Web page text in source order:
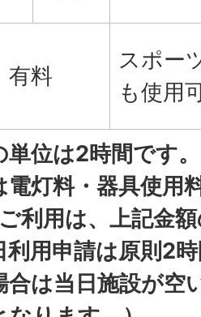
有料
スポー
も使用
位は2時間です。
電灯料・器具使用
利用は、上記金
利用申請は原則2
合は当日施設が空